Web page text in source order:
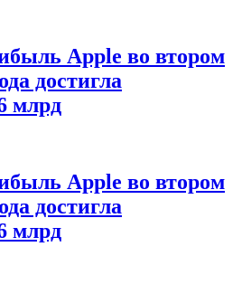
Apple во втором
достигла
млрд
Apple во втором
достигла
млрд